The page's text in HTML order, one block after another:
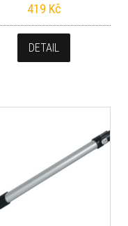
419 Kč
DETAIL